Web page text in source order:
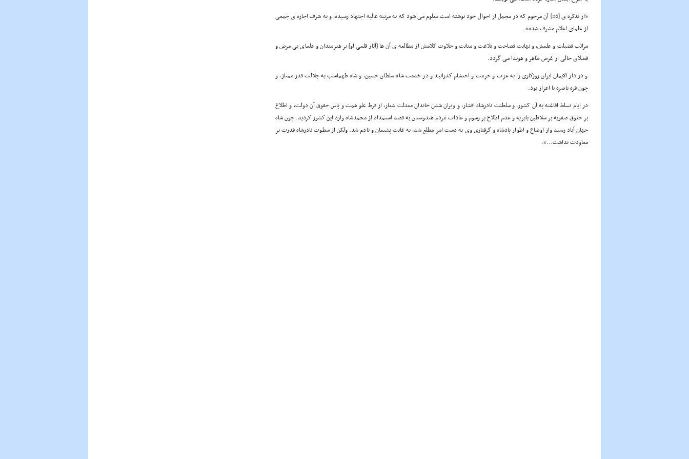
«از تذکره ی[26]
آن مرحوم که در مجمل از احوال خود نوشته است معلوم می شود که به مرتبه عالیه اجتهاد رسیده، و به شرف اجازه ی جمعی
از علمای اعلام مشرف شده».
مراتب فضیلت و علمش، و نهایت فصاحت و بلاغت و متانت و حلاوت کلامش از مطالعه ی آن ها [آثار قلمی او] بر هنرمندان و علمای بی مرض و
فضلای خالی از غرض ظاهر و هویدا می گردد.
و در دار الایمان ایران روزگاری را به عزت و حرمت و احتشام گذرانید و در خدمت شاه سلطان حسین، و شاه طهماسب به جلالت قدر ممتاز، و
چون قره باصره با اعزاز بود.
در ایام تسلط افاغنه به آن کشور، و سلطنت نادرشاه افشار، و ویران شدن خاندان معدلت شعار، از فرط علو همت و پاس حقوق آن دولت، و اطلاع
بر حقوق صفویه بر سلاطین بابریه و عدم اطلاع بر رسوم و عادات مردم هندوستان به قصد استمداد از محمدشاه وارد این کشور گردید. چون شاه
جهان آباد رسید واز اوضاع و اطوار پادشاه و گرفتاری وی به دست امرا مطلع شد، به غایت پشیمان و نادم شد. ولکن از سطوت نادرشاه قدرت بر
معاودت نداشت...».